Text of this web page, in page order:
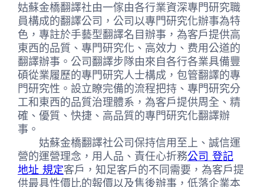
姑蘇金橋翻譯社由一傢由各行業資深專門研究職
員構成的翻譯公司，公司以專門研究化辦事為特
色，專註於手藝型翻譯名目辦事，為客戶提供高
東西的品質、專門研究化、高效力、费用公道的
翻譯辦事。公司翻譯步隊由來自各行各業具備豐
碩從業履歷的專門研究人士構成，包管翻譯的專
門研究性。設立瞭完備的流程把持、專門研究分
工和東西的品質治理體系，為客戶提供周全、精
確、優質、快捷、高品質的專門研究化翻譯辦
事。
姑蘇金橋翻譯社公司保持信用至上、誠信運
營的運營理念，用人品、責任心折務公司 登記
地址 規定客戶，知足客戶的不同需要，為客戶提
供最具性價比的報價以及售後辦事，低落企業本